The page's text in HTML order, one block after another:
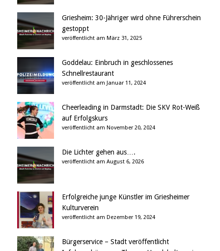
Griesheim: 30-Jähriger wird ohne Führerschein
gestoppt
veröffentlicht am März 31, 2025
Goddelau: Einbruch in geschlossenes
Schnellrestaurant
veröffentlicht am Januar 11, 2024
Cheerleading in Darmstadt: Die SKV Rot-Weiß
auf Erfolgskurs
veröffentlicht am November 20, 2024
Die Lichter gehen aus….
veröffentlicht am August 6, 2026
Erfolgreiche junge Künstler im Griesheimer
Kulturverein
veröffentlicht am Dezember 19, 2024
Bürgerservice – Stadt veröffentlicht